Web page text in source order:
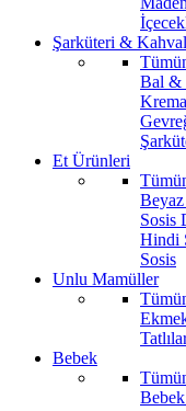
Şarküteri &
Bal &
Et Ürünleri
Sosis
Hindi
Sosis
Unlu Mamüller
Bebek